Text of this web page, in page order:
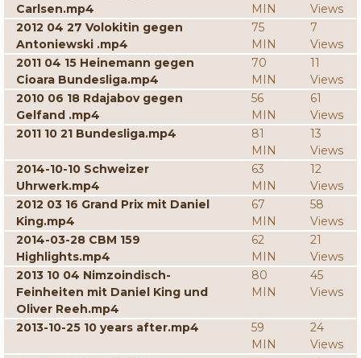
Carlsen.mp4
MIN
Views
2012 04 27 Volokitin gegen
Antoniewski .mp4
75
MIN
7
Views
2011 04 15 Heinemann gegen
Cioara Bundesliga.mp4
70
MIN
11
Views
2010 06 18 Rdajabov gegen
Gelfand .mp4
56
MIN
61
Views
2011 10 21 Bundesliga.mp4
81
MIN
13
Views
2014-10-10 Schweizer
Uhrwerk.mp4
63
MIN
12
Views
2012 03 16 Grand Prix mit Daniel
King.mp4
67
MIN
58
Views
2014-03-28 CBM 159
Highlights.mp4
62
MIN
21
Views
2013 10 04 Nimzoindisch-
Feinheiten mit Daniel King und
Oliver Reeh.mp4
80
MIN
45
Views
2013-10-25 10 years after.mp4
59
MIN
24
Views